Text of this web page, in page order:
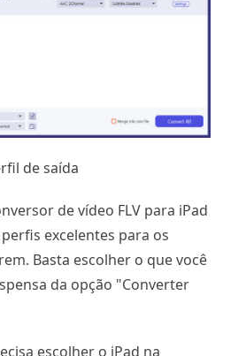
de saída
de vídeo FLV para iPad
excelentes para os
Basta escolher o que você
da opção "Converter
escolher o iPad na